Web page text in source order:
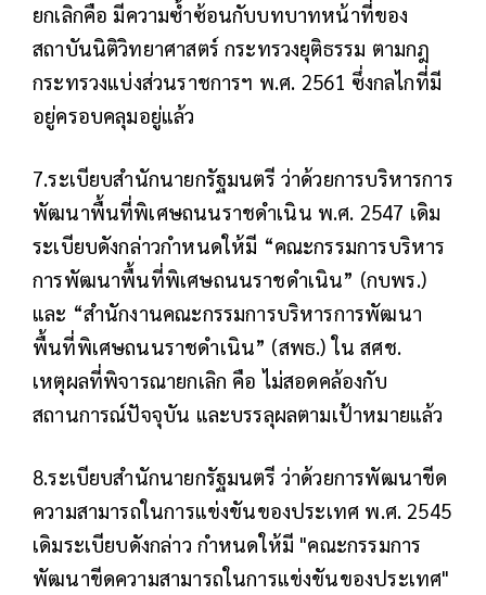
ยกเลิกคือ มีความซ้ำซ้อนกับบทบาทหน้าที่ของ
สถาบันนิติวิทยาศาสตร์ กระทรวงยุติธรรม ตามกฎ
กระทรวงแบ่งส่วนราชการฯ พ.ศ. 2561 ซึ่งกลไกที่มี
อยู่ครอบคลุมอยู่แล้ว
7.ระเบียบสำนักนายกรัฐมนตรี ว่าด้วยการบริหารการ
พัฒนาพื้นที่พิเศษถนนราชดำเนิน พ.ศ. 2547 เดิม
ระเบียบดังกล่าวกำหนดให้มี “คณะกรรมการบริหาร
การพัฒนาพื้นที่พิเศษถนนราชดำเนิน” (กบพร.)
และ “สำนักงานคณะกรรมการบริหารการพัฒนา
พื้นที่พิเศษถนนราชดำเนิน” (สพธ.) ใน สศช.
เหตุผลที่พิจารณายกเลิก คือ ไม่สอดคล้องกับ
สถานการณ์ปัจจุบัน และบรรลุผลตามเป้าหมายแล้ว
8.ระเบียบสำนักนายกรัฐมนตรี ว่าด้วยการพัฒนาขีด
ความสามารถในการแข่งขันของประเทศ พ.ศ. 2545
เดิมระเบียบดังกล่าว กำหนดให้มี "คณะกรรมการ
พัฒนาขีดความสามารถในการแข่งขันของประเทศ"